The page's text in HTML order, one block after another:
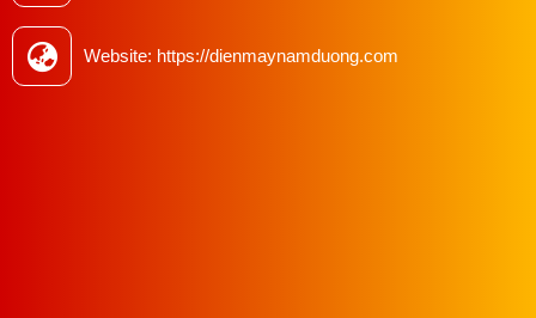
Tham khảo:
may
Website: https://dienmaynamduong.com